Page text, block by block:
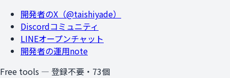
開発者のX（@taishiyade）
Discordコミュニティ
LINEオープンチャット
開発者の運用note
Free tools — 登録不要・ 73個